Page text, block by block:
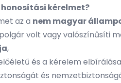
kérelmet?
az a nem magyar
volt vagy valószínűsíti
,
és a kérelem
és